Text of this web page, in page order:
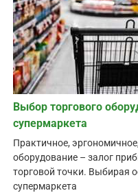
Выбор торгового
супермаркета
Практичное,
оборудование – залог
торговой точки. Выбирая
супермаркета